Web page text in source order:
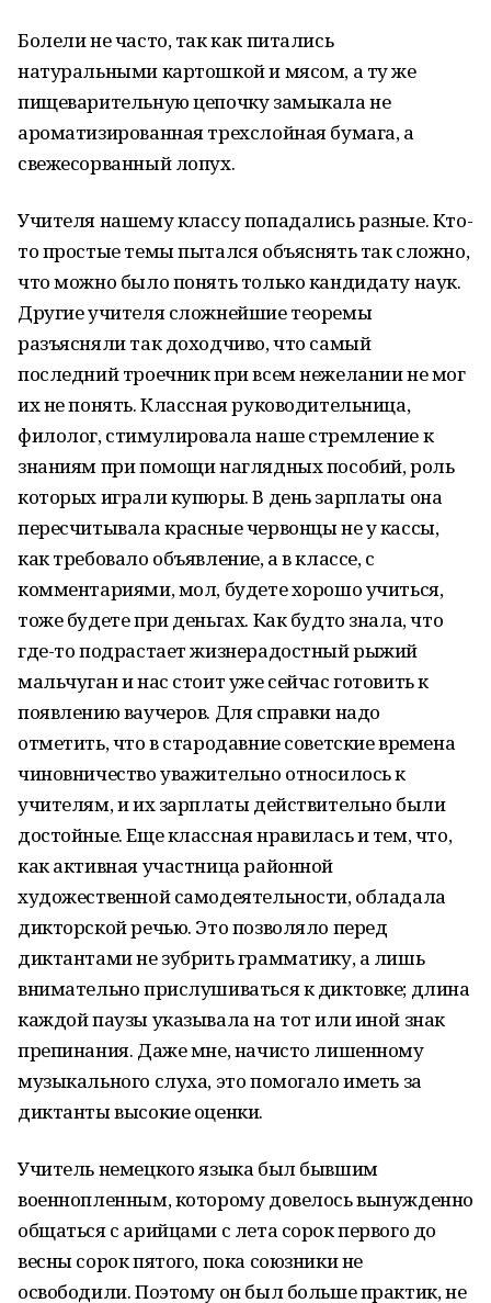
Болели не часто, так как питались
натуральными картошкой и мясом, а ту же
пищеварительную цепочку замыкала не
ароматизированная трехслойная бумага, а
свежесорванный лопух.
Учителя нашему классу попадались разные. Кто-
то простые темы пытался объяснять так сложно,
что можно было понять только кандидату наук.
Другие учителя сложнейшие теоремы
разъясняли так доходчиво, что самый
последний троечник при всем нежелании не мог
их не понять. Классная руководительница,
филолог, стимулировала наше стремление к
знаниям при помощи наглядных пособий, роль
которых играли купюры. В день зарплаты она
пересчитывала красные червонцы не у кассы,
как требовало объявление, а в классе, с
комментариями, мол, будете хорошо учиться,
тоже будете при деньгах. Как будто знала, что
где-то подрастает жизнерадостный рыжий
мальчуган и нас стоит уже сейчас готовить к
появлению ваучеров. Для справки надо
отметить, что в стародавние советские времена
чиновничество уважительно относилось к
учителям, и их зарплаты действительно были
достойные. Еще классная нравилась и тем, что,
как активная участница районной
художественной самодеятельности, обладала
дикторской речью. Это позволяло перед
диктантами не зубрить грамматику, а лишь
внимательно прислушиваться к диктовке; длина
каждой паузы указывала на тот или иной знак
препинания. Даже мне, начисто лишенному
музыкального слуха, это помогало иметь за
диктанты высокие оценки.
Учитель немецкого языка был бывшим
военнопленным, которому довелось вынужденно
общаться с арийцами с лета сорок первого до
весны сорок пятого, пока союзники не
освободили. Поэтому он был больше практик, не